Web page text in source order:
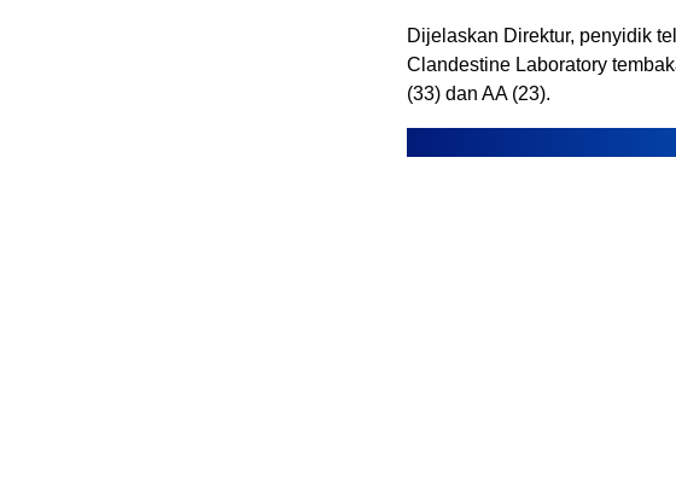
Dijelaskan Direktur, penyidik
Clandestine Laboratory
(33) dan AA (23).